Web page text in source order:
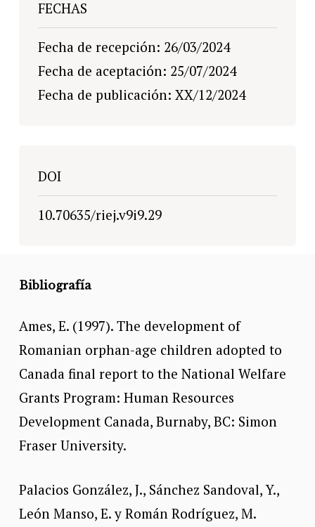
FECHAS
Fecha de recepción: 26/03/2024
Fecha de aceptación: 25/07/2024
Fecha de publicación: XX/12/2024
DOI
10.70635/riej.v9i9.29
Bibliografía
Ames, E. (1997). The development of
Romanian orphan-age children adopted to
Canada final report to the National Welfare
Grants Program: Human Resources
Development Canada, Burnaby, BC: Simon
Fraser University.
Palacios González, J., Sánchez Sandoval, Y.,
León Manso, E. y Román Rodríguez, M.